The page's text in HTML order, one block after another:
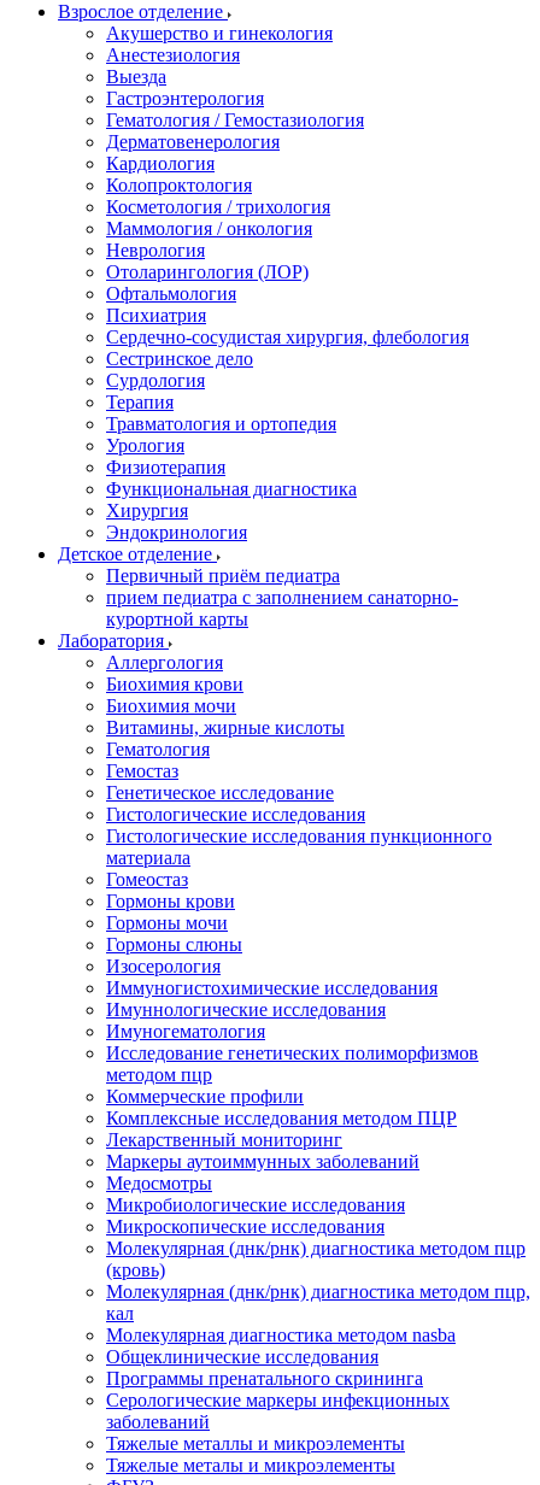
Взрослое отделение
Акушерство и гинекология
Анестезиология
Выезда
Гастроэнтерология
Гематология / Гемостазиология
Дерматовенерология
Кардиология
Колопроктология
Косметология / трихология
Маммология / онкология
Неврология
Отоларингология (ЛОР)
Офтальмология
Психиатрия
Сердечно-сосудистая хирургия, флебология
Сестринское дело
Сурдология
Терапия
Травматология и ортопедия
Урология
Физиотерапия
Функциональная диагностика
Хирургия
Эндокринология
Детское отделение
Первичный приём педиатра
прием педиатра с заполнением санаторно-
курортной карты
Лаборатория
Аллергология
Биохимия крови
Биохимия мочи
Витамины, жирные кислоты
Гематология
Гемостаз
Генетическое исследование
Гистологические исследования
Гистологические исследования пункционного
материала
Гомеостаз
Гормоны крови
Гормоны мочи
Гормоны слюны
Изосерология
Иммуногистохимические исследования
Имуннологические исследования
Имуногематология
Исследование генетических полиморфизмов
методом пцр
Коммерческие профили
Комплексные исследования методом ПЦР
Лекарственный мониторинг
Маркеры аутоиммунных заболеваний
Медосмотры
Микробиологические исследования
Микроскопические исследования
Молекулярная (днк/рнк) диагностика методом пцр
(кровь)
Молекулярная (днк/рнк) диагностика методом пцр,
кал
Молекулярная диагностика методом nasba
Общеклинические исследования
Программы пренатального скрининга
Серологические маркеры инфекционных
заболеваний
Тяжелые металлы и микроэлементы
Тяжелые металы и микроэлементы